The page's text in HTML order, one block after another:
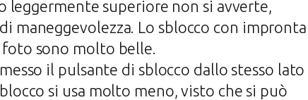
superiore non si avverte,
maneggevolezza. Lo sblocco con impronta
sono molto belle.
il pulsante di sblocco dallo stesso lato
si usa molto meno, visto che si può